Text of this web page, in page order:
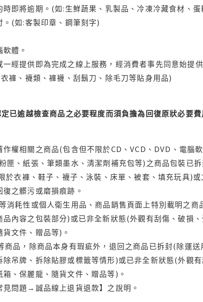
即將逾期。(如:生鮮蔬果、乳製品、冷凍冷藏食材、蛋
(如:客製印章、鋼筆刻字)
體。
經提供即為完成之線上服務，經消費者事先同意始提
褲、襪類、褲襪、刮鬍刀、除毛刀等貼身用品)
已逾越檢查商品之必要程度而須負擔為回復原狀必要
權相關之商品(包含但不限於CD、VCD、DVD、電腦
匣、紙張、筆類墨水、清潔劑補充包等)之商品包裝已
衣褲、鞋子、襪子、泳裝、床單、被套、填充玩具)
之髒污或磨損痕跡。
消耗性或個人衛生用品、商品銷售頁面上特別載明之
內容之包裝部分)或已非全新狀態(外觀有刮傷、破損
文件、贈品等)。
商品，除商品本身有瑕疵外，退回之商品已拆封(除運
吊牌、拆除貼膠或標籤等情形)或已非全新狀態(外觀
、保麗龍、隨貨文件、贈品等)。
問題→誠品線上退貨退款】之說明。